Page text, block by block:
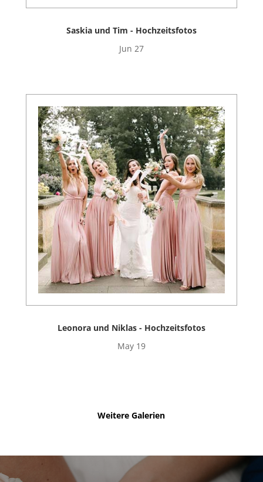
Saskia und Tim - Hochzeitsfotos
Jun 27
Leonora und Niklas - Hochzeitsfotos
May 19
Weitere Galerien